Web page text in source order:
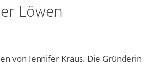
Löwen
von Jennifer Kraus. Die Gründerin